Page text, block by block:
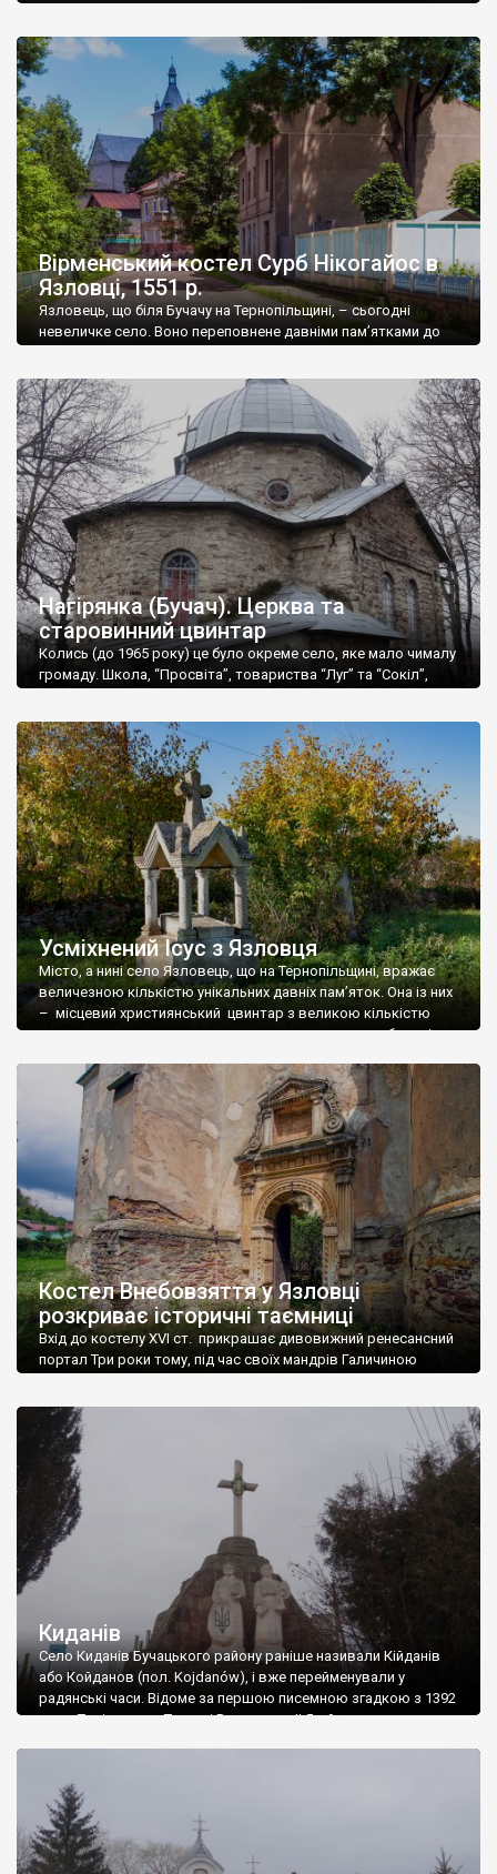
стояв на жвавому транс’європейському тракті «Via Regia»
(Королівська дорога), містечко швидко розросталося та
багатіло. 1461 року львівські купці гірко скаржилися королю
Казимиру IV Ягеллончику – мовляв, ярмарки в […]
Вірменський костел Сурб Нікогайос в
Язловці, 1551 р.
Язловець, що біля Бучачу на Тернопільщині, – сьогодні
невеличке село. Воно переповнене давніми пам’ятками до
гірко скаржилися купці самого Львова! В епоху Ренесансу та
Ранньомодерну добу обличчя Язловця визначали вірмени, а
на початку XVII ст. це місто взагалі […]
Нагірянка (Бучач). Церква та
старовинний цвинтар
Колись (до 1965 року) це було окреме село, яке мало чималу
громаду. Школа, “Просвіта”, товариства “Луг” та “Сокіл”,
тому через шість років на її місце поставили муровану, яку, як
і попередню, освятили на честь […]
Усміхнений Ісус з Язловця
Місто, а нині село Язловець, що на Тернопільщині, вражає
величезною кількістю унікальних давніх пам’яток. Она із них
– місцевий християнський цвинтар з великою кількістю
скульптур та неоготичною капличкою-мавзолеєм баронів
споруди прикрашає фамільний герб «Сас». По бічних стінах
теж бачимо ряди гербових щитів, але це т.з.
«псевдогаральдика». Ніякого […]
Костел Внебовзяття у Язловці
розкриває історичні таємниці
Вхід до костелу XVI ст. прикрашає дивовижний ренесансний
портал Три роки тому, під час своїх мандрів Галичиною
графіті XVI-XVIII століть, знайдених в закинутому костелі
Внебовзяття Пресвятої Діви Марії у Язловці біля Бучача, що
на Тернопільщині. Знахідка дійсно виявилася унікальною, –
до цього всі великі корпуси […]
Киданів
Село Киданів Бучацького району раніше називали Кійданів
або Койданов (пол. Kojdanów), і вже перейменували у
радянські часи. Відоме за першою писемною згадкою з 1392
року. Тоді король Польщі Владислав ІІ Ягайло видав грамоту,
Бобулинцями, тому все що написано […]